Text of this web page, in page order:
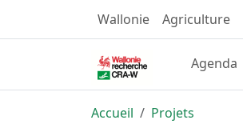
Wallonie Agriculture
Agenda
Accueil Projets